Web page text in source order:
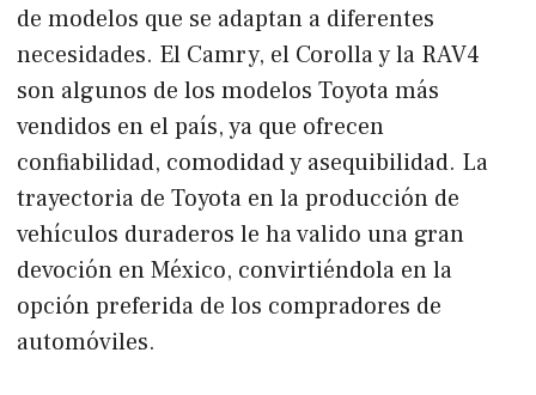
de modelos que se adaptan a diferentes
necesidades. El Camry, el Corolla y la RAV4
son algunos de los modelos Toyota más
vendidos en el país, ya que ofrecen
confiabilidad, comodidad y asequibilidad. La
trayectoria de Toyota en la producción de
vehículos duraderos le ha valido una gran
devoción en México, convirtiéndola en la
opción preferida de los compradores de
automóviles.